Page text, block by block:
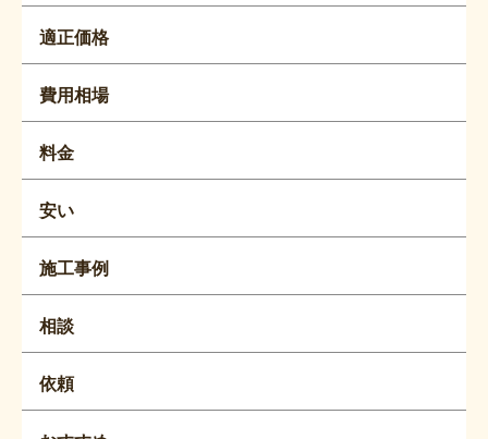
適正価格
費用相場
料金
安い
施工事例
相談
依頼